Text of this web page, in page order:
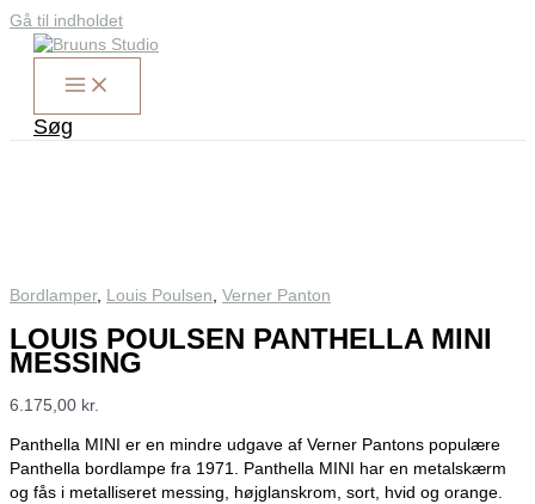
Gå til indholdet
Søg
Bordlamper, Louis Poulsen, Verner Panton
LOUIS POULSEN PANTHELLA MINI
MESSING
6.175,00 kr.
Panthella MINI er en mindre udgave af Verner Pantons populære
Panthella bordlampe fra 1971. Panthella MINI har en metalskærm
og fås i metalliseret messing, højglanskrom, sort, hvid og orange.